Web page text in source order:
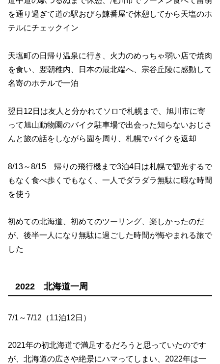
を通り過ぎて道の駅おびら鰊番屋で休憩してから天塩のホ
テルにチェックイン
天塩町の日帰り温泉に行き、火力のめっちゃ弱い店で焼肉
を食い、翌朝稚内、日本の最北端へ、宗谷丘陵に感動して
名寄のホテルで一泊
翌日12日は友人と分かれてソロで札幌まで、旭川市に寄
って旭山動物園のバイク駐車場で出会った知らないおじさ
んと旅の話をしながら園を周り、札幌でバイクを返却
8/13～8/15 帰りの飛行機まで3泊4日は札幌で観光するで
もなく食べ歩くでもなく、一人でダラダラ無駄に暇な時間
を使う
初めての北海道、初めてのツーリング、楽しかったのだ
が、後半一人になり無駄に過ごした時間が悔やまれる旅で
した
2022 北海道一周
7/1～7/12（11泊12日）
2021年の初北海道で満足するだろうと思っていたのです
が、北海道の広さや絶景にハマってしまい、2022年は一